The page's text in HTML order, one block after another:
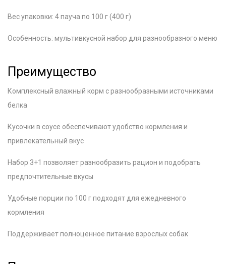
Вес упаковки: 4 пауча по 100 г (400 г)
Особенность: мультивкусной набор для разнообразного меню
Преимущество
Комплексный влажный корм с разнообразными источниками
белка
Кусочки в соусе обеспечивают удобство кормления и
привлекательный вкус
Набор 3+1 позволяет разнообразить рацион и подобрать
предпочтительные вкусы
Удобные порции по 100 г подходят для ежедневного
кормления
Поддерживает полноценное питание взрослых собак